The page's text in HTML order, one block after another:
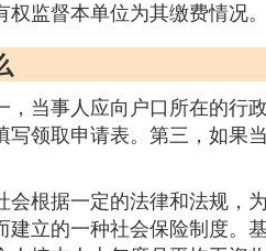
监督本单位为其缴费情况。
，当事人应向户口所在的行
领取申请表。第三，如果
根据一定的法律和法规
立的一种社会保险制度